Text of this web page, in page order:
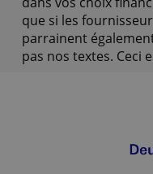
dans vos choix
que si les